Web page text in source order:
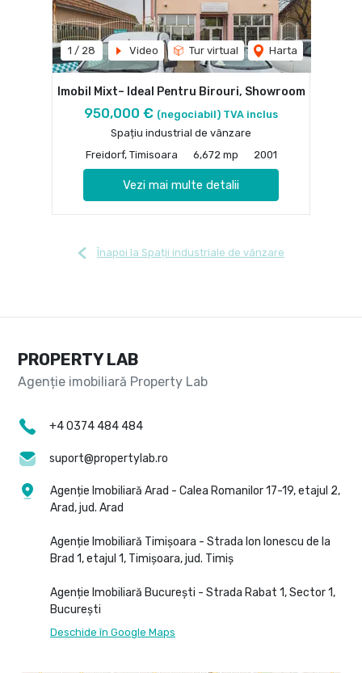
1 / 28 Video Tur virtual Harta
Imobil Mixt– Ideal Pentru Birouri, Showroom
950,000 € (negociabil) TVA inclus
Spațiu industrial de vânzare
Freidorf, Timisoara
6,672 mp 2001
Vezi mai multe detalii
Înapoi la Spații industriale de vânzare
PROPERTY LAB
+4 0374 484 484
suport@propertylab.ro
Agenție Imobiliară Arad - Calea Romanilor 17-19, etajul 2,
Arad, jud. Arad
Agenție Imobiliară Timișoara - Strada Ion Ionescu de la
Brad 1, etajul 1, Timișoara, jud. Timiș
Agenție Imobiliară București - Strada Rabat 1, Sector 1,
București
Deschide în Google Maps